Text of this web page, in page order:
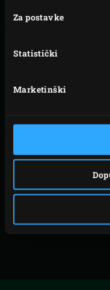
Za postavke
Statistički
Marketinški
VAŠEG EGGA
ODRŽAVANJE
EGGA